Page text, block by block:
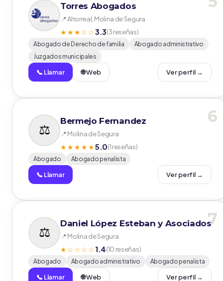
Torres Abogados
📍 Altorreal, Molina de Segura
★★★☆☆3.3(3 reseñas)
Abogado de Derecho de familia
Abogado administrativo
Juzgados municipales
📞 Llamar 🌐 Web Ver perfil →
6
Bermejo Fernandez
📍 Molina de Segura
★★★★★5.0(1 reseñas)
Abogado Abogado penalista
📞 Llamar Ver perfil →
7
Daniel López Esteban y Asociados
📍 Molina de Segura
★☆☆☆☆1.4(10 reseñas)
Abogado Abogado administrativo Abogado penalista
📞 Llamar 🌐 Web Ver perfil →